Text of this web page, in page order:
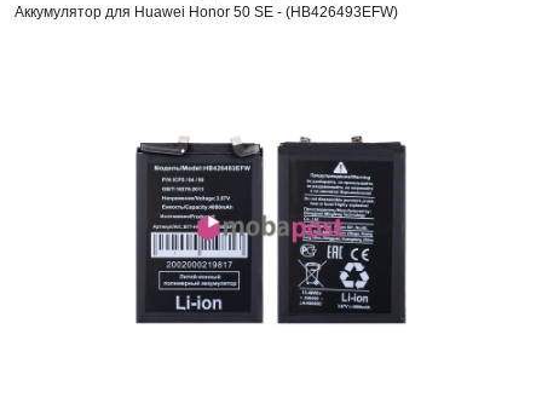
Аккумулятор для Huawei Honor 50 SE - (HB426493EFW)